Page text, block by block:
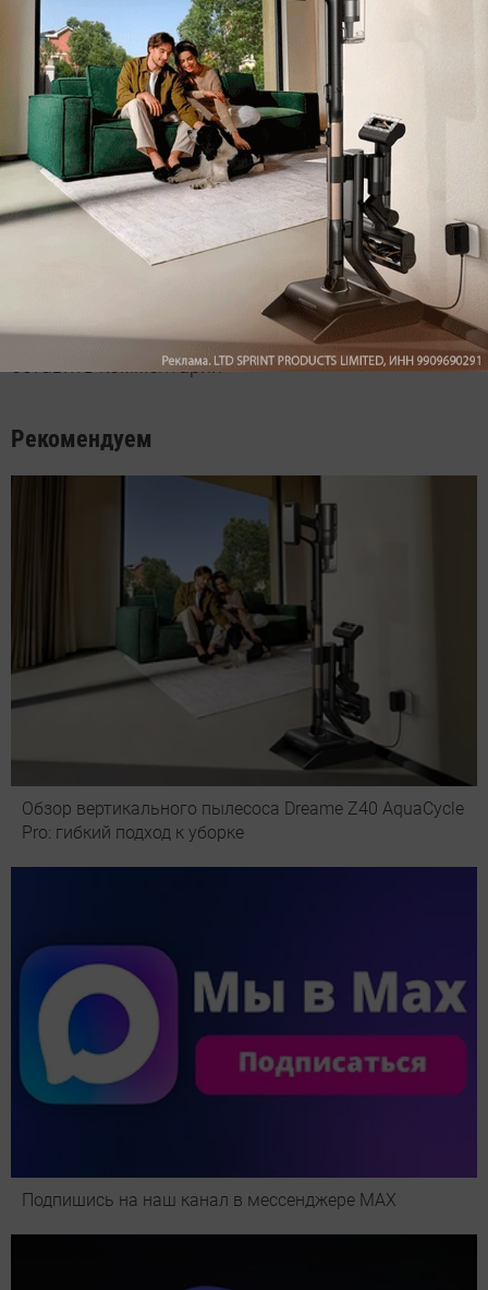
ВКонтакте Дзен
Max YouTube
Комментарии
Мы знаем, вам есть что сказать!
ВойдитеилиЗарегистрируйтесь, чтобы
оставить комментарий
Рекомендуем
Обзор вертикального пылесоса Dreame Z40 AquaCycle
Pro: гибкий подход к уборке
Подпишись на наш канал в мессенджере МАХ